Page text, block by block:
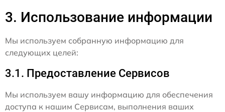
3. Использование информации
Мы используем собранную информацию для
следующих целей:
3.1. Предоставление Сервисов
Мы используем вашу информацию для обеспечения
доступа к нашим Сервисам, выполнения ваших